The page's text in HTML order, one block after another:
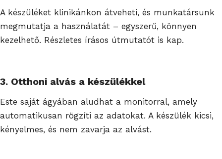
A készüléket klinikánkon átveheti, és munkatársunk
megmutatja a használatát – egyszerű, könnyen
kezelhető. Részletes írásos útmutatót is kap.
3. Otthoni alvás a készülékkel
Este saját ágyában aludhat a monitorral, amely
automatikusan rögzíti az adatokat. A készülék kicsi,
kényelmes, és nem zavarja az alvást.